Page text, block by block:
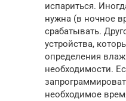
испариться.
нужна (в ночное
срабатывать.
устройства,
определения
необходимости.
необходимое